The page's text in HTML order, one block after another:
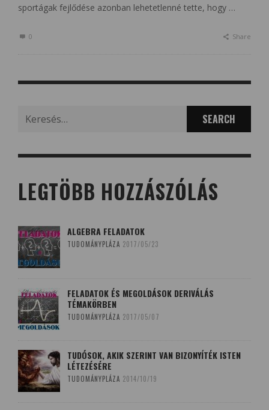
sportágak fejlődése azonban lehetetlenné tette, hogy …
0 Share
LEGTÖBB HOZZÁSZÓLÁS
ALGEBRA FELADATOK
TUDOMÁNYPLÁZA 2017/05/23
FELADATOK ÉS MEGOLDÁSOK DERIVÁLÁS
TÉMAKÖRBEN
TUDOMÁNYPLÁZA 2017/05/07
TUDÓSOK, AKIK SZERINT VAN BIZONYÍTÉK ISTEN
LÉTEZÉSÉRE
TUDOMÁNYPLÁZA 2014/10/19